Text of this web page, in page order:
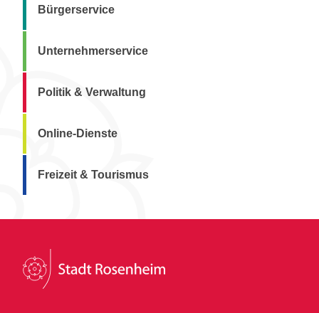
Bürgerservice
Unternehmerservice
Politik & Verwaltung
Online-Dienste
Freizeit & Tourismus